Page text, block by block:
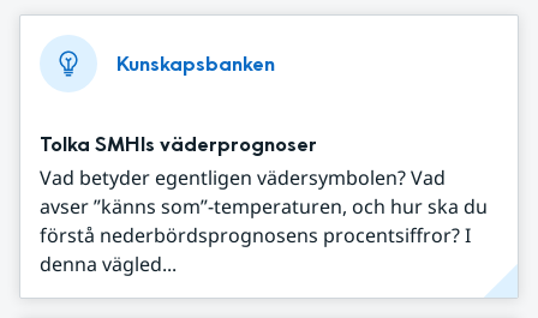
Kunskapsbanken
Tolka SMHIs väderprognoser
Vad betyder egentligen vädersymbolen? Vad
avser ”känns som”-temperaturen, och hur ska du
förstå nederbördsprognosens procentsiffror? I
denna vägled...